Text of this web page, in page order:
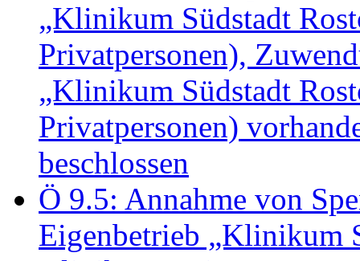
„Klinikum Südstadt
Privatpersonen),
„Klinikum Südstadt
Privatpersonen)
beschlossen
Ö 9.5: Annahme von
Eigenbetrieb „Klinikum